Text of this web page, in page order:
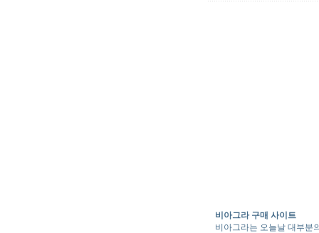
비아그라 구매 사이트
비아그라는 오늘날 대부분